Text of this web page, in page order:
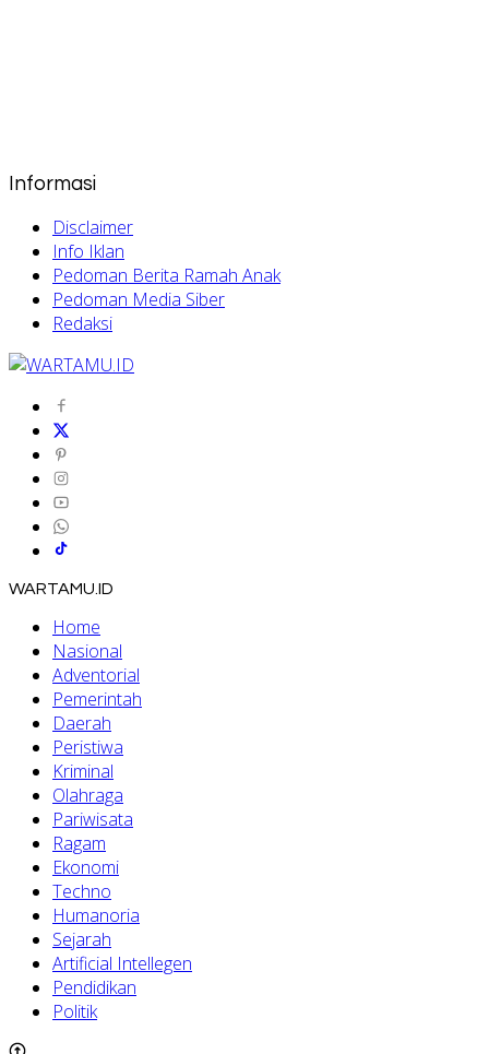
Informasi
Disclaimer
Info Iklan
Pedoman Berita Ramah Anak
Pedoman Media Siber
Redaksi
WARTAMU.ID
Home
Nasional
Adventorial
Pemerintah
Daerah
Peristiwa
Kriminal
Olahraga
Pariwisata
Ragam
Ekonomi
Techno
Humanoria
Sejarah
Artificial Intellegen
Pendidikan
Politik